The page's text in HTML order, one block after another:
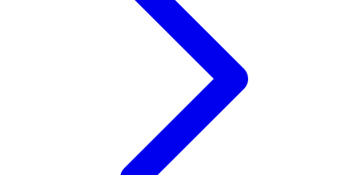
Dostałem naprawdę dobre zdjęcia po zastosowaniu się do
wytycznych przesyłania. Dużo taniej niż wynajęcie